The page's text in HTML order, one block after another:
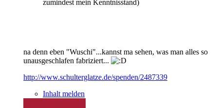
zumindest mein Kenntnisstand)
na denn eben "Wuschi"...kannst ma sehen, was man alles so
unausgeschlafen fabriziert...
http://www.schulterglatze.de/spenden/2487339
Inhalt melden